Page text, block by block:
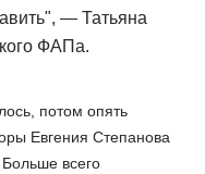
— Татьяна
ФАПа.
потом опять
Евгения Степанова
Больше всего